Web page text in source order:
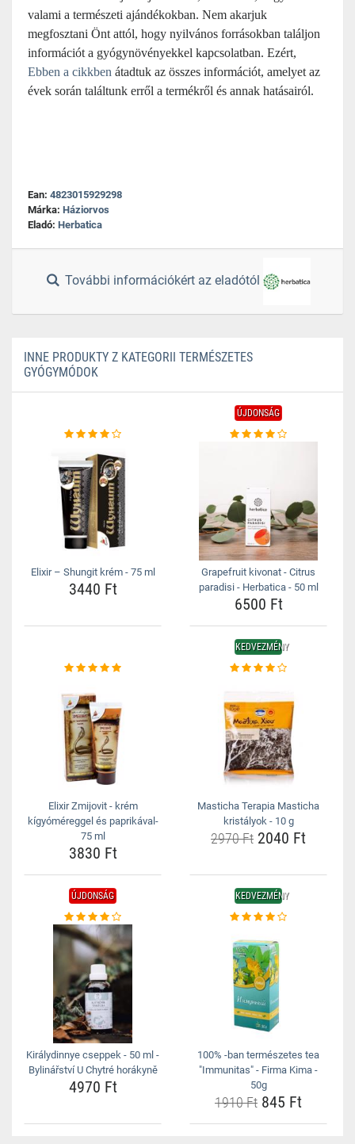
valami a természeti ajándékokban. Nem akarjuk
megfosztani Önt attól, hogy nyilvános forrásokban találjon
információt a gyógynövényekkel kapcsolatban. Ezért,
Ebben a cikkben átadtuk az összes információt, amelyet az
évek során találtunk erről a termékről és annak hatásairól.
Ean: 4823015929298
Márka: Háziorvos
Eladó: Herbatica
További információkért az eladótól
INNE PRODUKTY Z KATEGORII TERMÉSZETES
GYÓGYMÓDOK
Elixir – Shungit krém - 75 ml
3440 Ft
ÚJDONSÁG
Grapefruit kivonat - Citrus
paradisi - Herbatica - 50 ml
6500 Ft
Elixir Zmijovit - krém
kígyóméreggel és paprikával-
75 ml
3830 Ft
KEDVEZMÉNY
Masticha Terapia Masticha
kristályok - 10 g
2970 Ft 2040 Ft
ÚJDONSÁG
Királydinnye cseppek - 50 ml -
Bylinářství U Chytré horákyně
4970 Ft
KEDVEZMÉNY
100% -ban természetes tea
"Immunitas" - Firma Kima -
50g
1910 Ft 845 Ft